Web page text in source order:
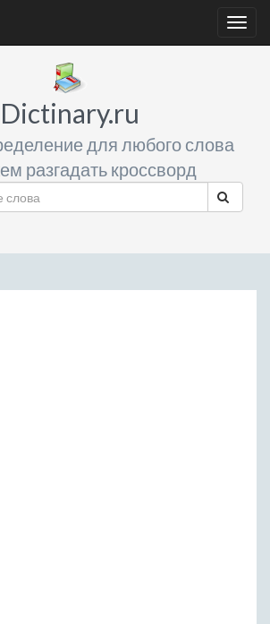
Dictinary.ru
для любого слова
разгадать кроссворд